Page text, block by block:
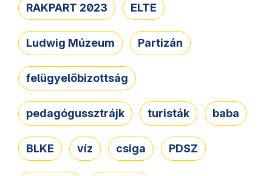
RAKPART 2023 ELTE
Ludwig Múzeum Partizán
felügyelőbizottság
pedagógussztrájk turisták baba
BLKE víz csiga PDSZ